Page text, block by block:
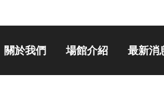
關於我們 場館介紹 最新消